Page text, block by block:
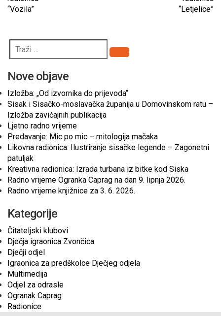
“Vozila”
“Letjelice”
Pretraži
Nove objave
Izložba: „Od izvornika do prijevoda“
Sisak i Sisačko-moslavačka županija u Domovinskom ratu –
Izložba zavičajnih publikacija
Ljetno radno vrijeme
Predavanje: Mic po mic – mitologija mačaka
Likovna radionica: Ilustriranje sisačke legende – Zagonetni
patuljak
Kreativna radionica: Izrada turbana iz bitke kod Siska
Radno vrijeme Ogranka Caprag na dan 9. lipnja 2026.
Radno vrijeme knjižnice za 3. 6. 2026.
Kategorije
Čitateljski klubovi
Dječja igraonica Zvončica
Dječji odjel
Igraonica za predškolce Dječjeg odjela
Multimedija
Odjel za odrasle
Ogranak Caprag
Radionice